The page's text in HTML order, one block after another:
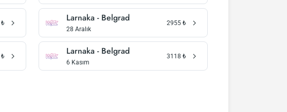
₺ Larnaka - Belgrad
28 Aralık
2955 ₺
₺ Larnaka - Belgrad
6 Kasım
3118 ₺